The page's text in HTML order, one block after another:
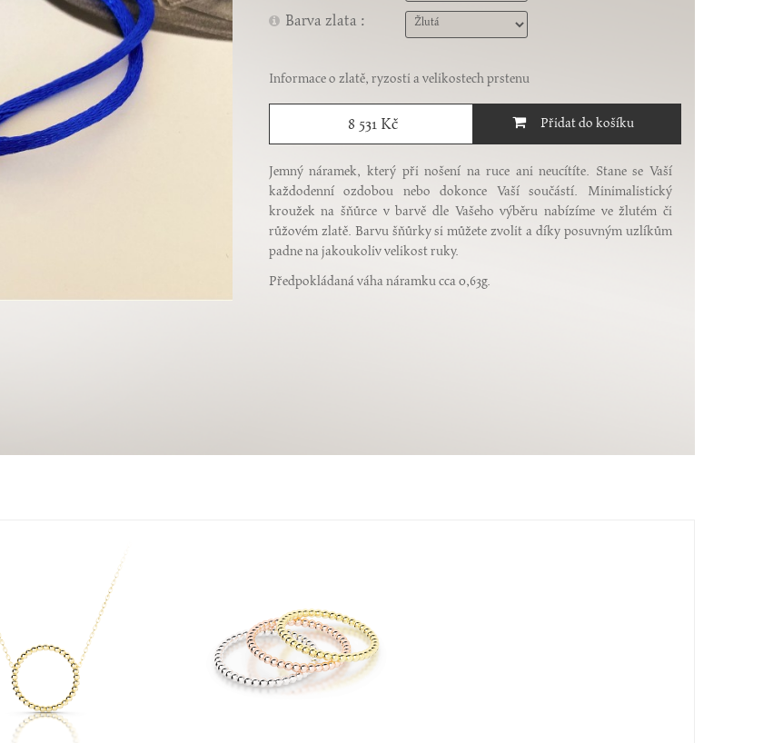
Barva zlata :
Informace o zlatě, ryzosti avelikostech prstenu
8 531 Kč
Jemný náramek, který při nošení na ruce ani neucítíte. Stane se Vaší
každodenní ozdobou nebo dokonce Vaší součástí. Minimalistický
kroužek na šňůrce v barvě dle Vašeho výběru nabízíme ve žlutém či
růžovém zlatě. Barvu šňůrky si můžete zvolit a díky posuvným uzlíkům
padne na jakoukoliv velikost ruky.
Předpokládaná váha náramku cca 0,63g.